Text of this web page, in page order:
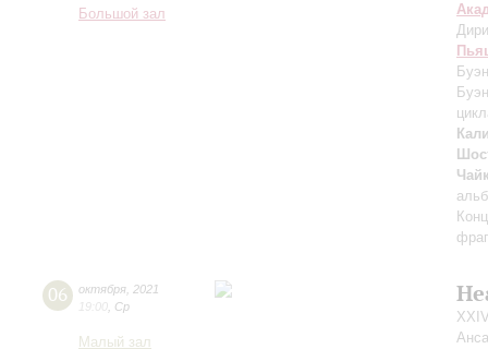
Большой зал
06 октября 2021
19:00 Ср
Малый зал